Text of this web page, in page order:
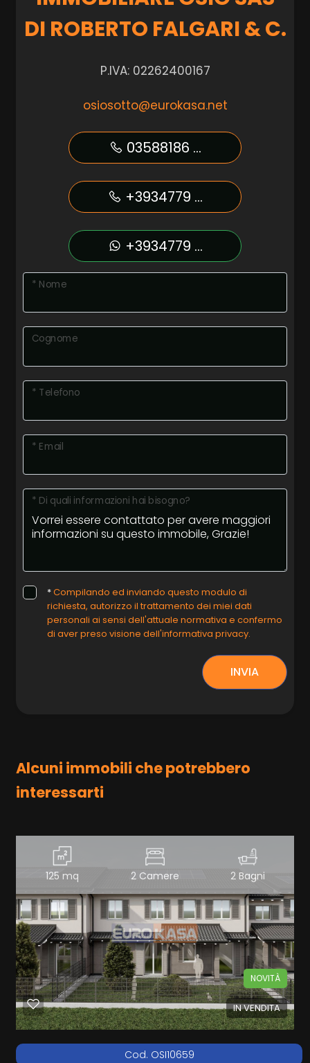
DI ROBERTO FALGARI & C.
P.IVA: 02262400167
osiosotto@eurokasa.net
03588186 ...
+3934779 ...
+3934779 ...
* Nome
Cognome
* Telefono
* Email
* Di quali informazioni hai bisogno?
*Compilando ed inviando questo modulo di
richiesta, autorizzo il trattamento dei miei dati
personali ai sensi dell'attuale normativa e confermo
di aver preso visione dell'informativa privacy.
INVIA
Alcuni immobili che potrebbero
interessarti
125 mq 2 Camere 2 Bagni
IN VENDITA
NOVITÀ
Cod. OSI10659